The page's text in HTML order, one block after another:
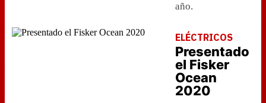
año.
ELÉCTRICOS
Presentado
el Fisker
Ocean
2020